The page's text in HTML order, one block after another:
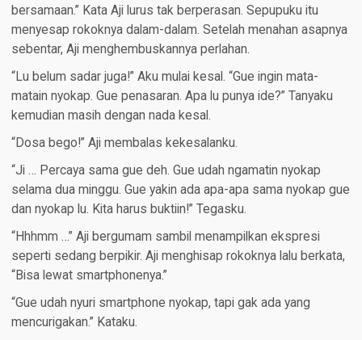
bersamaan.” Kata Aji lurus tak berperasan. Sepupuku itu
menyesap rokoknya dalam-dalam. Setelah menahan asapnya
sebentar, Aji menghembuskannya perlahan.
“Lu belum sadar juga!” Aku mulai kesal. “Gue ingin mata-
matain nyokap. Gue penasaran. Apa lu punya ide?” Tanyaku
kemudian masih dengan nada kesal.
“Dosa bego!” Aji membalas kekesalanku.
“Ji … Percaya sama gue deh. Gue udah ngamatin nyokap
selama dua minggu. Gue yakin ada apa-apa sama nyokap gue
dan nyokap lu. Kita harus buktiin!” Tegasku.
“Hhhmm …” Aji bergumam sambil menampilkan ekspresi
seperti sedang berpikir. Aji menghisap rokoknya lalu berkata,
“Bisa lewat smartphonenya.”
“Gue udah nyuri smartphone nyokap, tapi gak ada yang
mencurigakan.” Kataku.